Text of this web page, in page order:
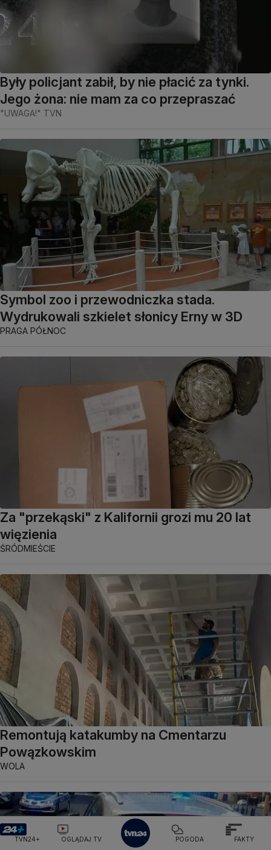
Były policjant zabił, by nie płacić za tynki.
Jego żona: nie mam za co przepraszać
"UWAGA!" TVN
Symbol zoo i przewodniczka stada.
Wydrukowali szkielet słonicy Erny w 3D
PRAGA PÓŁNOC
Za "przekąski" z Kalifornii grozi mu 20 lat
więzienia
ŚRÓDMIEŚCIE
Remontują katakumby na Cmentarzu
Powązkowskim
WOLA
TVN24+ OGLĄDAJ TV POGODA FAKTY